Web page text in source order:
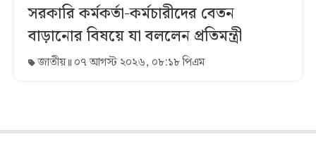
সরকারি কর্মকর্তা-কর্মচারীদের বেতন
বাড়ানোর বিষয়ে যা বললেন প্রতিমন্ত্রী
জাতীয় ০৭ আগস্ট ২০২৬, ০৮:১৮ পিএম